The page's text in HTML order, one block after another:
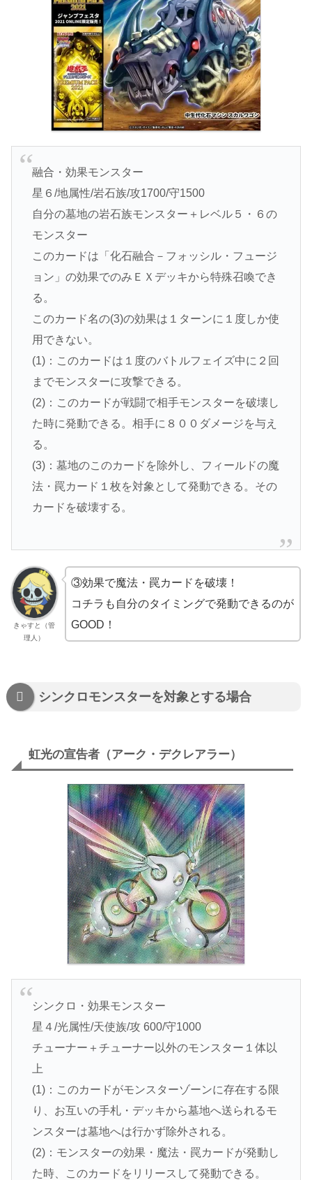
融合・効果モンスター
星６/地属性/岩石族/攻1700/守1500
自分の墓地の岩石族モンスター＋レベル５・６の
モンスター
このカードは「化石融合－フォッシル・フュージ
ョン」の効果でのみＥＸデッキから特殊召喚でき
る。
このカード名の(3)の効果は１ターンに１度しか使
用できない。
(1)：このカードは１度のバトルフェイズ中に２回
までモンスターに攻撃できる。
(2)：このカードが戦闘で相手モンスターを破壊し
た時に発動できる。相手に８００ダメージを与え
る。
(3)：墓地のこのカードを除外し、フィールドの魔
法・罠カード１枚を対象として発動できる。その
カードを破壊する。
きゃすと（管
理人）
③効果で魔法・罠カードを破壊！
コチラも自分のタイミングで発動できるのが
GOOD！
シンクロモンスターを対象とする場合
虹光の宣告者（アーク・デクレアラー）
シンクロ・効果モンスター
星４/光属性/天使族/攻 600/守1000
チューナー＋チューナー以外のモンスター１体以
上
(1)：このカードがモンスターゾーンに存在する限
り、お互いの手札・デッキから墓地へ送られるモ
ンスターは墓地へは行かず除外される。
(2)：モンスターの効果・魔法・罠カードが発動し
た時、このカードをリリースして発動できる。